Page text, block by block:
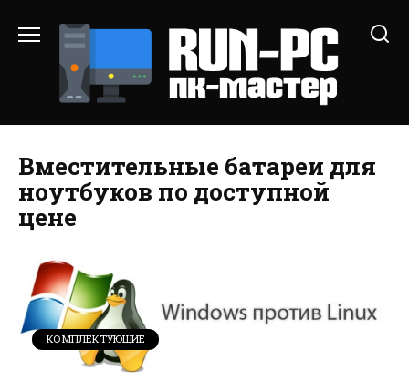
содержанию
Вместительные батареи для
ноутбуков по доступной
цене
КОМПЛЕКТУЮЩИЕ